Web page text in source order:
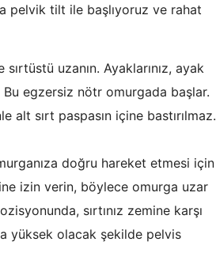
pelvik tilt ile başlıyoruz ve rahat
uzanın. Ayaklarınız, ayak
egzersiz nötr omurgada başlar.
sırt paspasın içine bastırılmaz.
doğru hareket etmesi için
izin verin, böylece omurga uzar
sırtınız zemine karşı
yüksek olacak şekilde pelvis